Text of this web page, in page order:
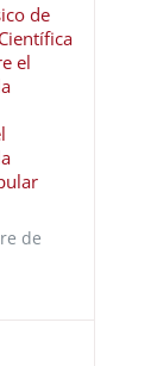
de
el
de